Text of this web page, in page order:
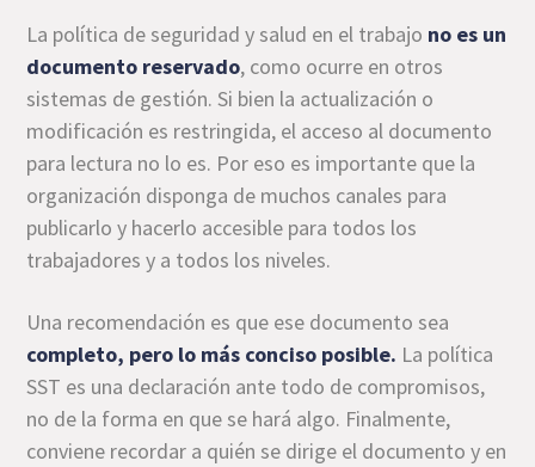
La política de seguridad y salud en el trabajo no es un
documento reservado, como ocurre en otros
sistemas de gestión. Si bien la actualización o
modificación es restringida, el acceso al documento
para lectura no lo es. Por eso es importante que la
organización disponga de muchos canales para
publicarlo y hacerlo accesible para todos los
trabajadores y a todos los niveles.
Una recomendación es que ese documento sea
completo, pero lo más conciso posible. La política
SST es una declaración ante todo de compromisos,
no de la forma en que se hará algo. Finalmente,
conviene recordar a quién se dirige el documento y en